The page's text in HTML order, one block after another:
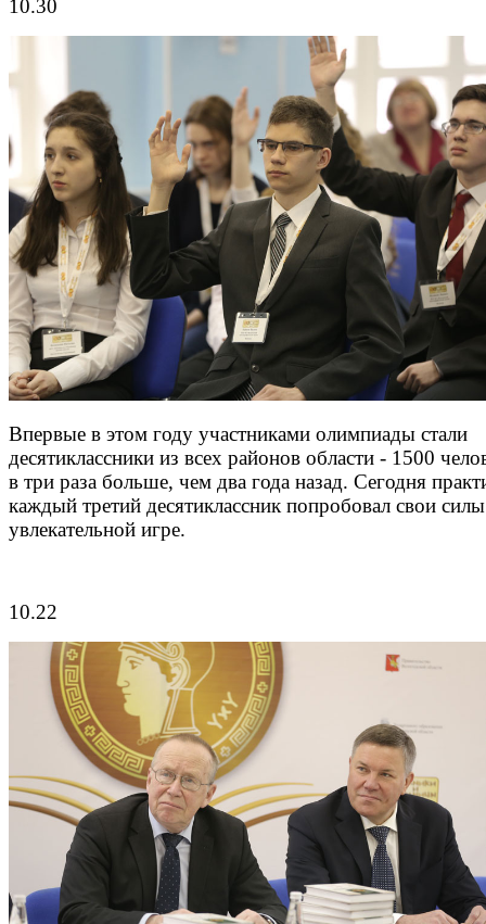
10.30
Впервые в этом году участниками олимпиады стали
десятиклассники из всех районов области - 1500
в три раза больше, чем два года назад. Сегодня
каждый третий десятиклассник попробовал свои
увлекательной игре.
10.22